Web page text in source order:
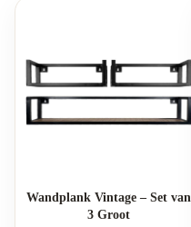
Wandplank Vintage – Set van
3 Groot